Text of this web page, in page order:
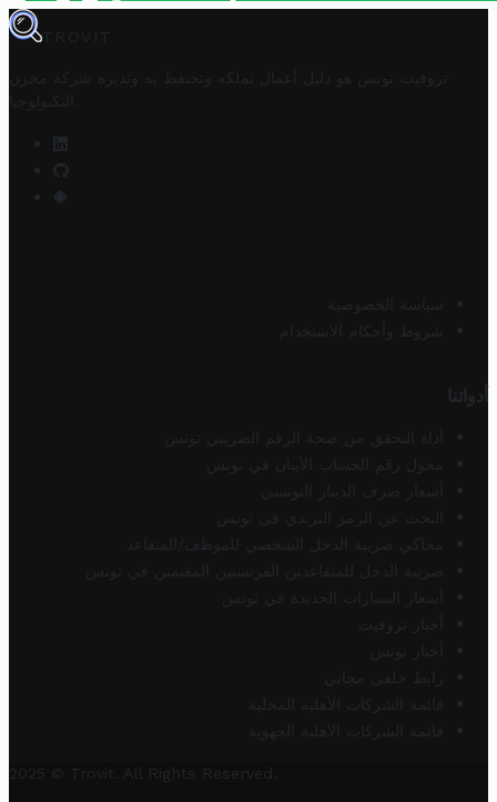
TROVIT
تروفيت تونس هو دليل أعمال تملكه وتحتفظ به وتديره
شركة مخزن
التكنولوجيا
سياسة الخصوصية
شروط وأحكام الاستخدام
أدواتنا
أداة التحقق من صحة الرقم الضريبي تونس
محول رقم الحساب الآيبان في تونس
أسعار صرف الدينار التونسي
البحث عن الرمز البريدي في تونس
محاكي ضريبة الدخل الشخصي للموظف/المتقاعد
ضريبة الدخل للمتقاعدين الفرنسيين المقيمين في تونس
أسعار السيارات الجديدة في تونس
أخبار تروفيت
أخبار تونس
رابط خلفي مجاني
قائمة الشركات الأهلية المحلية
قائمة الشركات الأهلية الجهوية
2025 © Trovit. All Rights Reserved.